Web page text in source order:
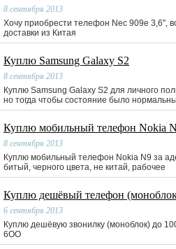
8 сентября 2013
Хочу приобрести телефон Nec 909e 3,6'',
доставки из Китая
Куплю Samsung Galaxy S2
8 сентября 2013
Куплю Samsung Galaxy S2 для личного
но тогда чтобы состояние было
Куплю мобильный телефон Nokia
8 сентября 2013
Куплю мобильный телефон Nokia N9 за
битый, черного цвета, не китай, рабочее
Куплю дешёвый телефон
6 сентября 2013
Куплю дешёвую звонилку (моноблок) до
6ОO